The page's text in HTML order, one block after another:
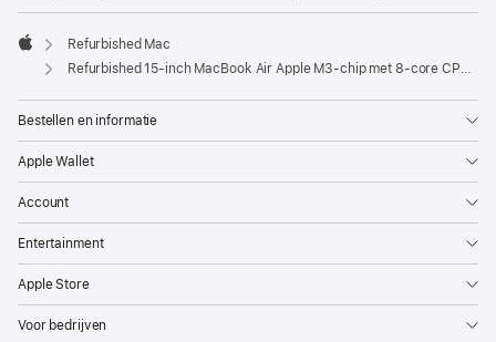
Apple
Refurbished Mac
Refurbished 15-inch MacBook Air Apple M3-chip met 8‑core CPU en 10‑core GPU - Zilver
Bestellen en informatie
Apple Wallet
Account
Entertainment
Apple Store
Voor bedrijven